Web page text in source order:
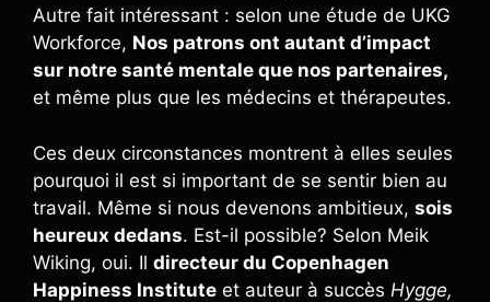
Autre fait intéressant : selon une étude de UKG
Workforce, Nos patrons ont autant d’impact
sur notre santé mentale que nos partenaires,
et même plus que les médecins et thérapeutes.
Ces deux circonstances montrent à elles seules
pourquoi il est si important de se sentir bien au
travail. Même si nous devenons ambitieux, sois
heureux dedans. Est-il possible? Selon Meik
Wiking, oui. Il directeur du Copenhagen
Happiness Institute et auteur à succès Hygge,